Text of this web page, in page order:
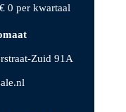
0 per kwartaal
Zuid 91A